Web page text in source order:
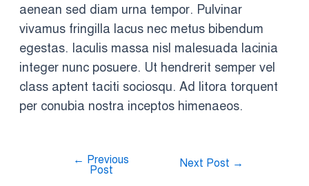
aenean sed diam urna tempor. Pulvinar
vivamus fringilla lacus nec metus bibendum
egestas. Iaculis massa nisl malesuada lacinia
integer nunc posuere. Ut hendrerit semper vel
class aptent taciti sociosqu. Ad litora torquent
per conubia nostra inceptos himenaeos.
← Previous
Post
Next Post →